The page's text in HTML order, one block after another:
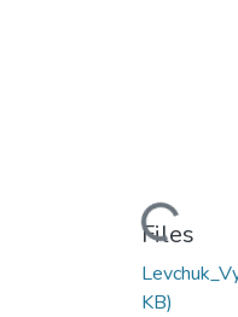
Loading...
Files
KB)